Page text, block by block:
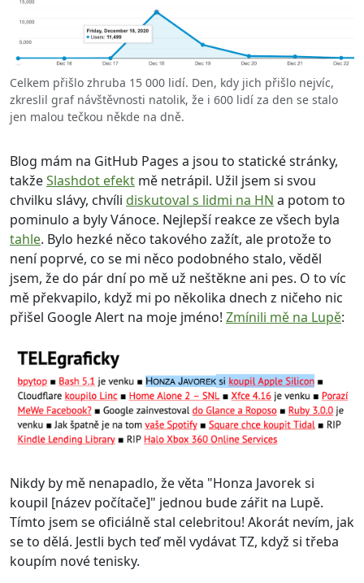
Celkem přišlo zhruba 15 000 lidí. Den, kdy jich přišlo nejvíc,
zkreslil graf návštěvnosti natolik, že i 600 lidí za den se stalo
jen malou tečkou někde na dně.
Blog mám na GitHub Pages a jsou to statické stránky,
takžeSlashdot efekt mě netrápil. Užil jsem si svou
chvilku slávy, chvíli diskutoval s lidmi na HN a potom to
pominulo a byly Vánoce. Nejlepší reakce ze všech byla
tahle. Bylo hezké něco takového zažít, ale protože to
není poprvé, co se mi něco podobného stalo, věděl
jsem, že do pár dní po mě už neštěkne ani pes. O to víc
mě překvapilo, když mi po několika dnech z ničeho nic
přišel Google Alert na moje jméno! Zmínili mě na Lupě:
Nikdy by mě nenapadlo, že věta "Honza Javorek si
koupil [název počítače]" jednou bude zářit na Lupě.
Tímto jsem se oficiálně stal celebritou! Akorát nevím, jak
se to dělá. Jestli bych teď měl vydávat TZ, když si třeba
koupím nové tenisky.